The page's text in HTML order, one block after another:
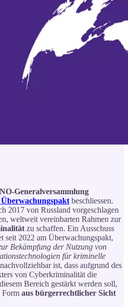
Generalversammlung
beschliessen.
2017 von Russland vorgeschlagen
weltweit vereinbarten Rahmen zur
zu schaffen. Ein Ausschuss
seit 2022 am Überwachungspakt,
Bekämpfung der Nutzung von
für kriminelle
ist, dass aufgrund des
von Cyberkriminalität die
Bereich gestärkt werden soll,
Form aus bürgerrechtlicher Sicht